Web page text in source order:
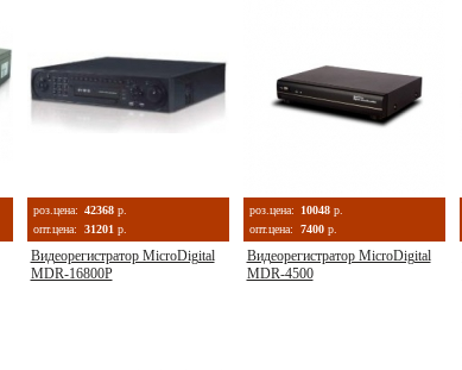
роз.цена: 42368 р.
опт.цена:
31201 р.
Видеорегистратор MicroDigital
MDR-16800P
роз.цена: 10048 р.
опт.цена:
7400 р.
Видеорегистратор MicroDigital
MDR-4500